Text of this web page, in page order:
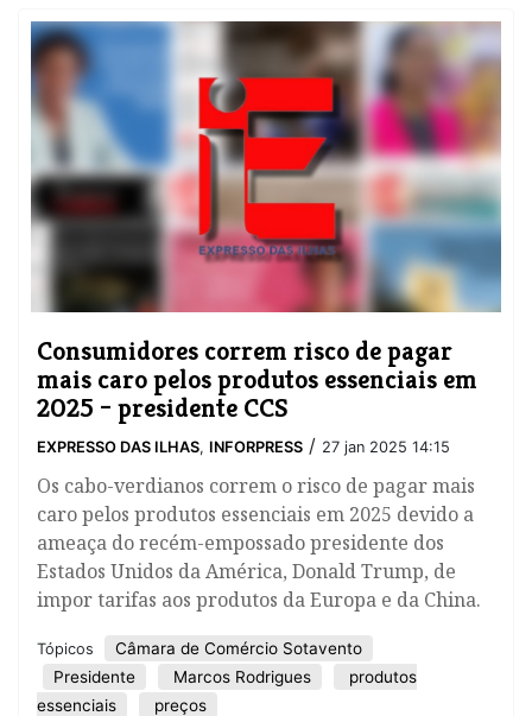
Consumidores correm risco de pagar
mais caro pelos produtos essenciais em
2025 – presidente CCS
EXPRESSO DAS ILHAS, INFORPRESS / 27 jan 2025 14:15
Os cabo-verdianos correm o risco de pagar mais
caro pelos produtos essenciais em 2025 devido a
ameaça do recém-empossado presidente dos
Estados Unidos da América, Donald Trump, de
impor tarifas aos produtos da Europa e da China.
Tópicos
Câmara de Comércio Sotavento
Presidente
Marcos Rodrigues
produtos
essenciais
preços